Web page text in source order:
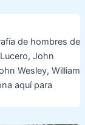
de hombres de
John
Wesley, William
aquí para